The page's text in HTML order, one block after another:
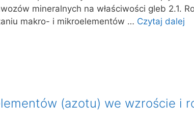
mineralnych na właściwości gleb 2.1.
makro- i mikroelementów … Czytaj dalej
(azotu) we wzroście i